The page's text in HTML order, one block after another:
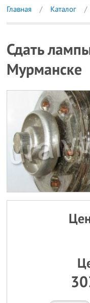
Главная Каталог
Сдать
Мурманске